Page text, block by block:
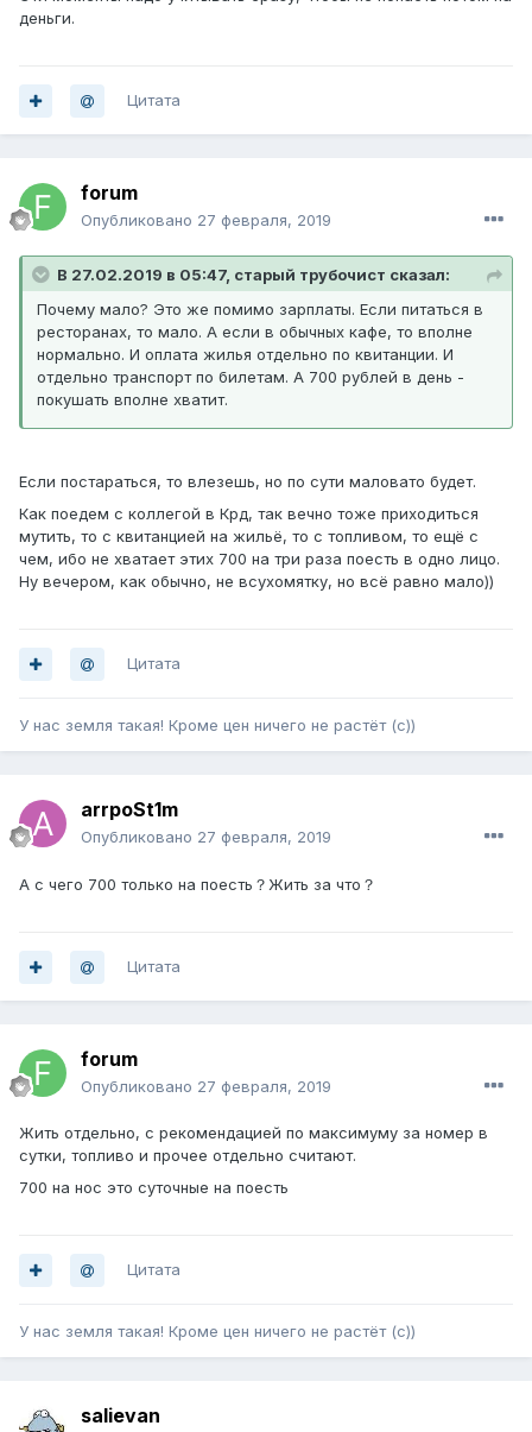
деньги.
Цитата
forum
Опубликовано 27 февраля, 2019
В 27.02.2019 в 05:47, старый трубочист сказал:
Почему мало? Это же помимо зарплаты. Если питаться в
ресторанах, то мало. А если в обычных кафе, то вполне
нормально. И оплата жилья отдельно по квитанции. И
отдельно транспорт по билетам. А 700 рублей в день -
покушать вполне хватит.
Если постараться, то влезешь, но по сути маловато будет.
Как поедем с коллегой в Крд, так вечно тоже приходиться
мутить, то с квитанцией на жильё, то с топливом, то ещё с
чем, ибо не хватает этих 700 на три раза поесть в одно лицо.
Ну вечером, как обычно, не всухомятку, но всё равно мало))
Цитата
У нас земля такая! Кроме цен ничего не растёт (с))
arrpoSt1m
Опубликовано 27 февраля, 2019
А с чего 700 только на поесть？Жить за что？
Цитата
forum
Опубликовано 27 февраля, 2019
Жить отдельно, с рекомендацией по максимуму за номер в
сутки, топливо и прочее отдельно считают.
700 на нос это суточные на поесть
Цитата
У нас земля такая! Кроме цен ничего не растёт (с))
salievan